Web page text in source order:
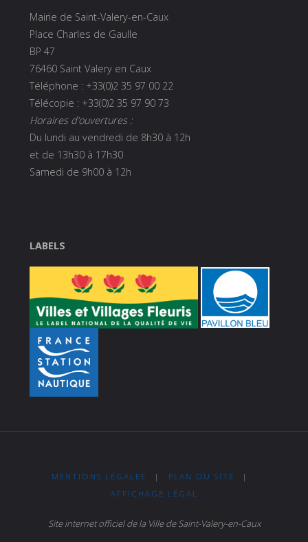
Mairie de Saint-Valery-en-Caux
Place Charles de Gaulle
BP 47
76460 Saint Valery en Caux
Téléphone : +33(0)2 35 97 00 22
Télécopie : +33(0)2 35 97 90 73
Horaires d’ouvertures :
Du lundi au vendredi de 8h30 à 12h
et de 13h30 à 17h30
Samedi de 9h00 à 12h
LABELS
MENTIONS LÉGALES | PLAN DU SITE
|
AFFICHAGE LÉGAL
Site internet officiel de la Ville de Saint-Valery-en-Caux